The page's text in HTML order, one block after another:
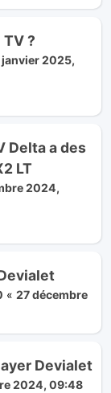
?
janvier 2025,
Delta a des
LT
2024,
« 27 décembre
Devialet
2024, 09:48